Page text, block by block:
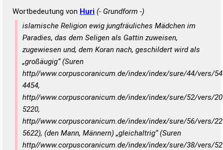
Wortbedeutung von Huri (- Grundform -)
islamische Religion ewig jungfräuliches Mädchen im
Paradies, das dem Seligen als Gattin zuweisen,
zugewiesen und, dem Koran nach, geschildert wird als
„großäugig“ (Suren
http//www.corpuscoranicum.de/index/index/sure/44/vers/54
4454,
http//www.corpuscoranicum.de/index/index/sure/52/vers/20
5220,
http//www.corpuscoranicum.de/index/index/sure/56/vers/22
5622), (den Mann, Männern) „gleichaltrig“ (Suren
http//www.corpuscoranicum.de/index/index/sure/38/vers/52